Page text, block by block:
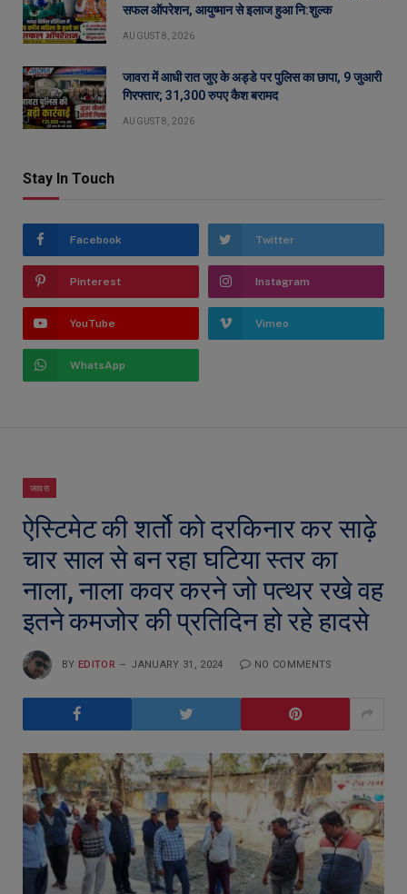
सफल ऑपरेशन, आयुष्मान से इलाज हुआ नि:शुल्क
AUGUST 8, 2026
जावरा में आधी रात जुए के अड्डे पर पुलिस का छापा, 9 जुआरी
गिरफ्तार; 31,300 रुपए कैश बरामद
AUGUST 8, 2026
Stay In Touch
Facebook Twitter
Pinterest Instagram
YouTube Vimeo
WhatsApp
जावरा
ऐस्टिमेट की शर्तो को दरकिनार कर साढ़े
चार साल से बन रहा घटिया स्तर का
नाला, नाला कवर करने जो पत्थर रखे वह
इतने कमजोर की प्रतिदिन हो रहे हादसे
BY EDITOR JANUARY 31, 2024 NO COMMENTS